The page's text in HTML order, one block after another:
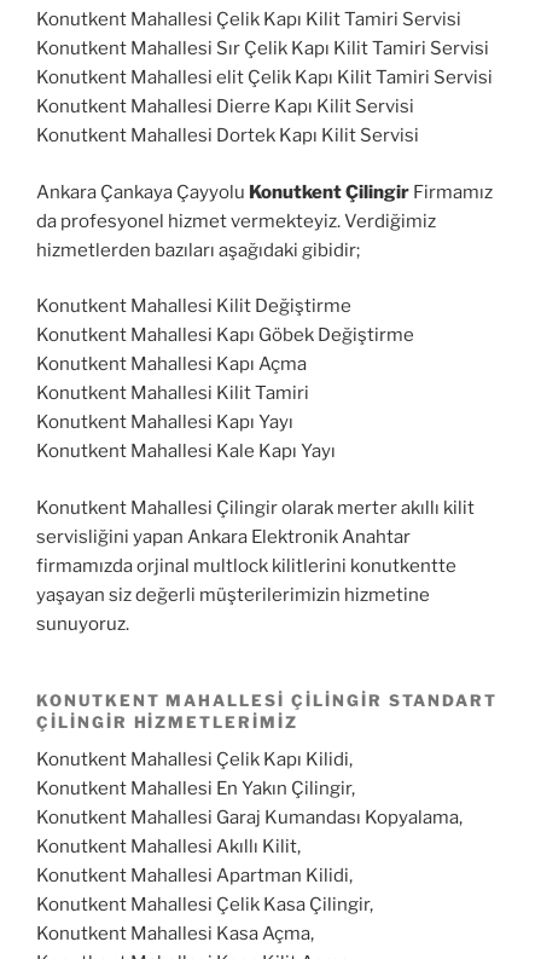
Konutkent Mahallesi Çelik Kapı Kilit Tamiri Servisi
Konutkent Mahallesi Sır Çelik Kapı Kilit Tamiri Servisi
Konutkent Mahallesi elit Çelik Kapı Kilit Tamiri Servisi
Konutkent Mahallesi Dierre Kapı Kilit Servisi
Konutkent Mahallesi Dortek Kapı Kilit Servisi
Ankara Çankaya Çayyolu Konutkent Çilingir Firmamız
da profesyonel hizmet vermekteyiz. Verdiğimiz
hizmetlerden bazıları aşağıdaki gibidir;
Konutkent Mahallesi Kilit Değiştirme
Konutkent Mahallesi Kapı Göbek Değiştirme
Konutkent Mahallesi Kapı Açma
Konutkent Mahallesi Kilit Tamiri
Konutkent Mahallesi Kapı Yayı
Konutkent Mahallesi Kale Kapı Yayı
Konutkent Mahallesi Çilingir olarak merter akıllı kilit
servisliğini yapan Ankara Elektronik Anahtar
firmamızda orjinal multlock kilitlerini konutkentte
yaşayan siz değerli müşterilerimizin hizmetine
sunuyoruz.
KONUTKENT MAHALLESI ÇILINGIR STANDART
ÇILINGIR HIZMETLERIMIZ
Konutkent Mahallesi Çelik Kapı Kilidi,
Konutkent Mahallesi En Yakın Çilingir,
Konutkent Mahallesi Garaj Kumandası Kopyalama,
Konutkent Mahallesi Akıllı Kilit,
Konutkent Mahallesi Apartman Kilidi,
Konutkent Mahallesi Çelik Kasa Çilingir,
Konutkent Mahallesi Kasa Açma,